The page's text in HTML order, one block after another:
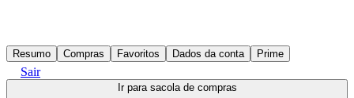
Resumo Compras Favoritos Dados da conta Prime
Sair
Ir para sacola de compras